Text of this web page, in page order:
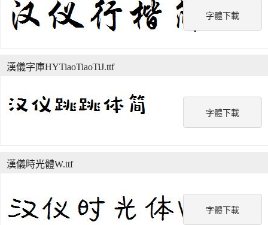
字體下載
字體下載
漢儀字庫HYTiaoTiaoTiJ.ttf
字體下載
漢儀時光體W.ttf